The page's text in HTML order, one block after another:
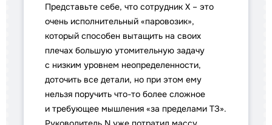
Представьте себе, что сотрудник Х – это
очень исполнительный «паровозик»,
который способен вытащить на своих
плечах большую утомительную задачу
с низким уровнем неопределенности,
доточить все детали, но при этом ему
нельзя поручить что-то более сложное
и требующее мышления «за пределами ТЗ».